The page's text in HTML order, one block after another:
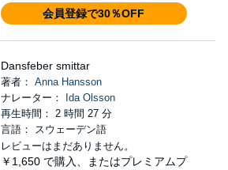
会員登録で30％OFF
Dansfeber smittar
著者： Anna Hansson
ナレーター：
Ida Olsson
再生時間： 2 時間 27 分
言語： スウェーデン語
レビューはまだありません。
￥1,650 で購入、またはプレミアムプ